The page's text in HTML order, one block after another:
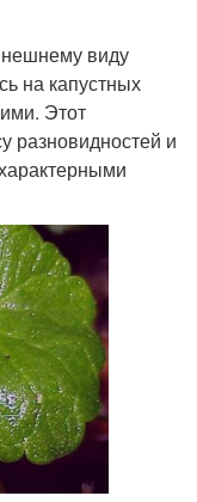
виду
на капустных
Этот
разновидностей и